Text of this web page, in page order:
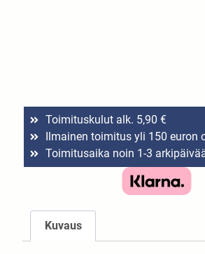
Toimituskulut alk. 5,90 €
Ilmainen toimitus yli 150 euron
Toimitusaika noin 1-3
Kuvaus